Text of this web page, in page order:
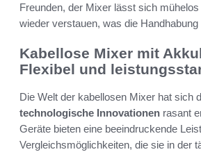
Freunden, der Mixer lässt sich
wieder verstauen, was die
Kabellose Mixer mit
Flexibel und
Die Welt der kabellosen Mixer hat sich
technologische Innovationen rasant
Geräte bieten eine beeindruckende
Vergleichsmöglichkeiten, die sie in der